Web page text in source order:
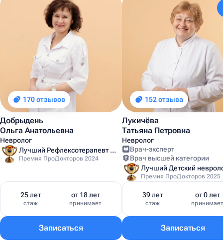
170 отзывов
Добрыдень
Ольга Анатольевна
Невролог
Лучший Рефлексотерапевт Санкт-Петербурга
Премия ПроДокторов 2024
25 лет
стаж
от 18 лет
принимает
Записаться
152 отзыва
Лукичёва
Татьяна Петровна
Невролог
Врач-эксперт
Врач высшей категории
Премия ПроДокторов 2025
39 лет
стаж
от 0 лет
принимает
Записаться